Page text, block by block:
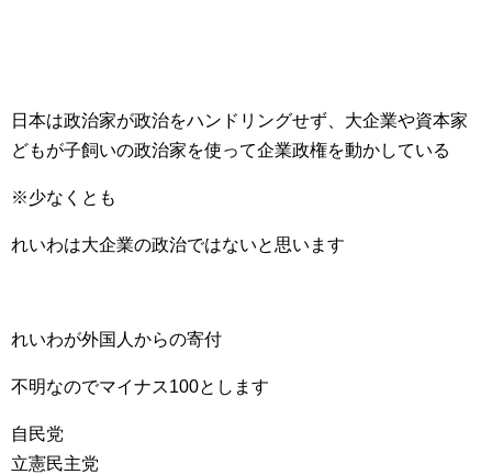
日本は政治家が政治をハンドリングせず、大企業や資本家
どもが子飼いの政治家を使って企業政権を動かしている
※少なくとも
れいわは大企業の政治ではないと思います
れいわが外国人からの寄付
不明なのでマイナス100とします
自民党
立憲民主党